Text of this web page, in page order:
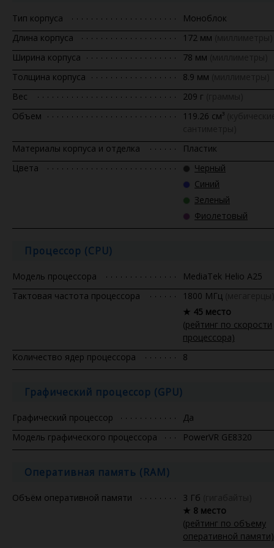
Тип корпуса
Моноблок
Длина корпуса
172 мм
Ширина корпуса
78 мм
Толщина корпуса
8.9 мм
Вес
209 г
Объем
119.26 см³
Материалы корпуса и отделка
Пластик
Цвета
Черный
Синий
Зеленый
Фиолетовый
Процессор (CPU)
Модель процессора
MediaTek Helio A25
Тактовая частота процессора
1800 МГц
★ 45 место
(рейтинг по скорости
процессора)
Количество ядер процессора
8
Графический процессор (GPU)
Графический процессор
Да
Модель графического процессора
PowerVR GE8320
Оперативная память (RAM)
Объём оперативной памяти 3 Гб
★ 8 место
(рейтинг по объему
оперативной памяти)